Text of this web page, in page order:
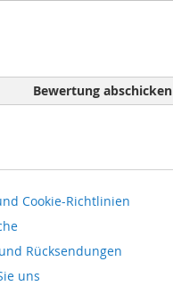
Bewertung abschicken
Cookie-Richtlinien
Rücksendungen
uns